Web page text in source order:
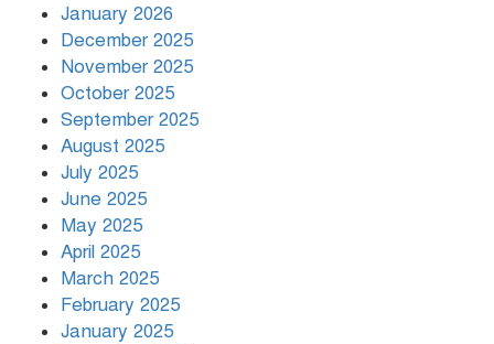
বৃষ্টি থামার নাম নেই, পথে পথে
January 2026
December 2025
November 2025
October 2025
September 2025
August 2025
July 2025
June 2025
May 2025
April 2025
March 2025
February 2025
January 2025